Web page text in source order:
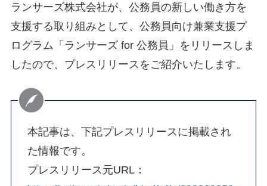
ランサーズ株式会社が、公務員の新しい働き方を
支援する取り組みとして、公務員向け兼業支援プ
ログラム「ランサーズ for 公務員」をリリースしま
したので、プレスリリースをご紹介いたします。
本記事は、下記プレスリリースに掲載され
た情報です。
プレスリリース元URL：